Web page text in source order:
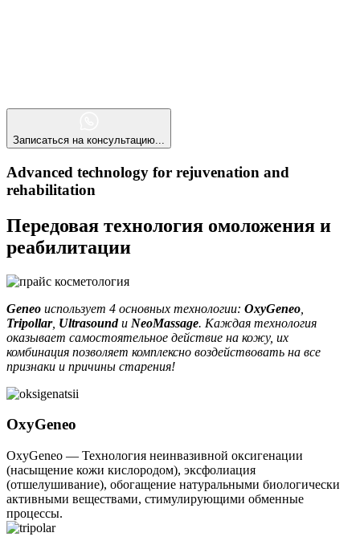
Записаться на консультацию...
Advanced technology for rejuvenation and
rehabilitation
Передовая технология омоложения и
реабилитации
Geneo использует 4 основных технологии: OxyGeneo
Tripollar, Ultrasoundи NeoMassage. Каждая технология
оказывает самостоятельное действие на кожу, их
комбинация позволяет комплексно воздействовать на все
признаки и причины старения!
OxyGeneo
OxyGeneo — Технология неинвазивной оксигенации
(насыщение кожи кислородом), эксфолиация
(отшелушивание), обогащение натуральными биологически
активными веществами, стимулирующими обменные
процессы.